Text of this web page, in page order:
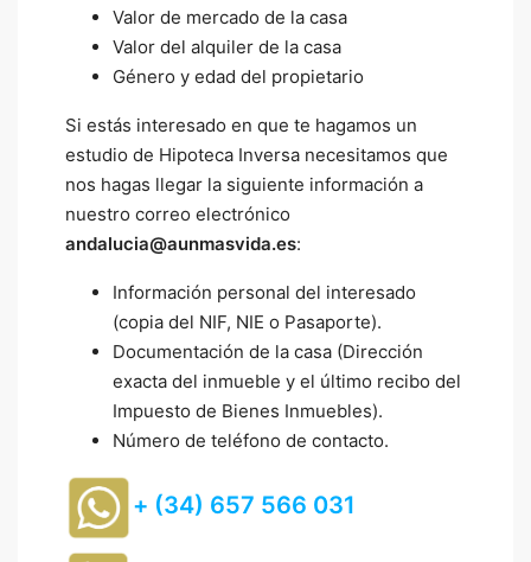
Valor de mercado de la casa
Valor del alquiler de la casa
Género y edad del propietario
Si estás interesado en que te hagamos un
estudio de Hipoteca Inversa necesitamos que
nos hagas llegar la siguiente información a
nuestro correo electrónico
andalucia@aunmasvida.es:
Información personal del interesado
(copia del NIF, NIE o Pasaporte).
Documentación de la casa (Dirección
exacta del inmueble y el último recibo del
Impuesto de Bienes Inmuebles).
Número de teléfono de contacto.
+ (34) 657 566 031